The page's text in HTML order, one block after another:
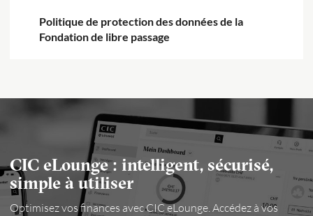
Politique de protection des données de la
Fondation de libre passage
CIC eLounge : intelligent, sécurisé,
simple à utiliser
Optimisez vos finances avec CIC eLounge. Accédez à vos